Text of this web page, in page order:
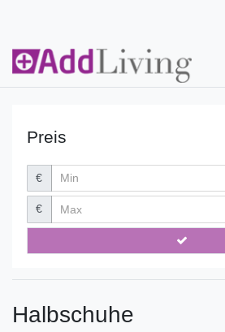
Preis
€
€
Halbschuhe